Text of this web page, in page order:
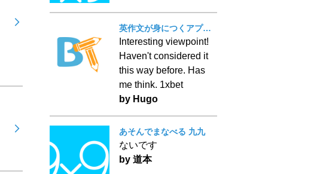
英作文が身につくアプリ！ BT Writing
Interesting viewpoint!
Haven't considered it
this way before. Has
me think. 1xbet
by Hugo
あそんでまなべる 九九
ないです
by 道本